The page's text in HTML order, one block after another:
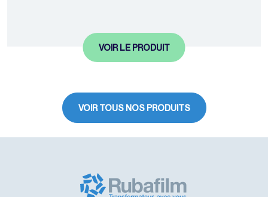
VOIR LE PRODUIT
VOIR TOUS NOS PRODUITS